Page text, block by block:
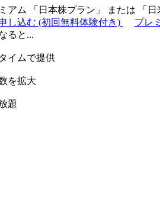
アム 「 日本株プラン 」 または 「
し込む (初回無料体験付き)
プレ
ると...
イムで提供
を拡大
題